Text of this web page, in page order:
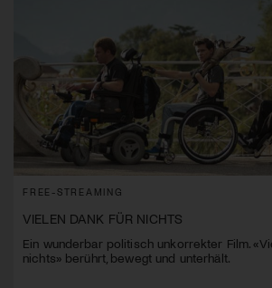
FREE-STREAMING
VIELEN DANK FÜR NICHTS
Ein wunderbar politisch unkorrekter Film.
nichts» berührt, bewegt und unterhält.